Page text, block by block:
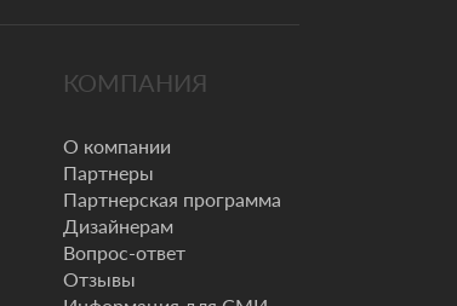
КОМПАНИЯ
О компании
Партнеры
Партнерская программа
Дизайнерам
Вопрос-ответ
Отзывы